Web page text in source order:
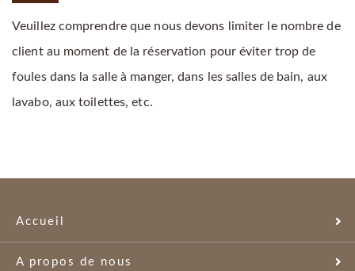
Veuillez comprendre que nous devons limiter le nombre de
client au moment de la réservation pour éviter trop de
foules dans la salle à manger, dans les salles de bain, aux
lavabo, aux toilettes, etc.
Accueil
A propos de nous